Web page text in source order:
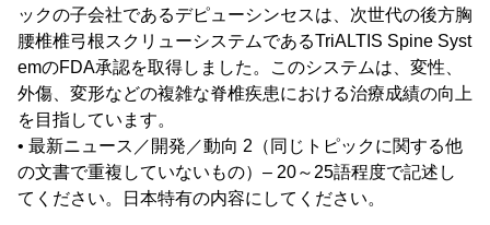
ックの子会社であるデピューシンセスは、次世代の後方胸
腰椎椎弓根スクリューシステムであるTriALTIS Spine Syst
emのFDA承認を取得しました。このシステムは、変性、
外傷、変形などの複雑な脊椎疾患における治療成績の向上
を目指しています。
• 最新ニュース／開発／動向 2（同じトピックに関する他
の文書で重複していないもの）– 20～25語程度で記述し
てください。日本特有の内容にしてください。